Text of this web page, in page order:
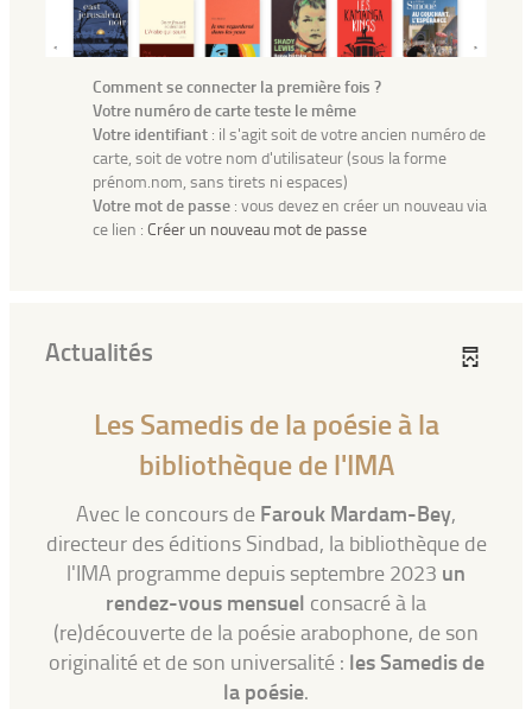
Comment se connecter la première fois ?
Votre numéro de carte teste le même
Votre identifiant : il s'agit soit de votre ancien numéro de
carte, soit de votre nom d'utilisateur (sous la forme
prénom.nom, sans tirets ni espaces)
Votre mot de passe : vous devez en créer un nouveau via
ce lien : Créer un nouveau mot de passe
Actualités
Les Samedis de la poésie à la
bibliothèque de l'IMA
Avec le concours de Farouk Mardam-Bey,
directeur des éditions Sindbad, la bibliothèque de
l'IMA programme depuis septembre 2023 un
rendez-vous mensuel consacré à la
(re)découverte de la poésie arabophone, de son
originalité et de son universalité : les Samedis de
la poésie.